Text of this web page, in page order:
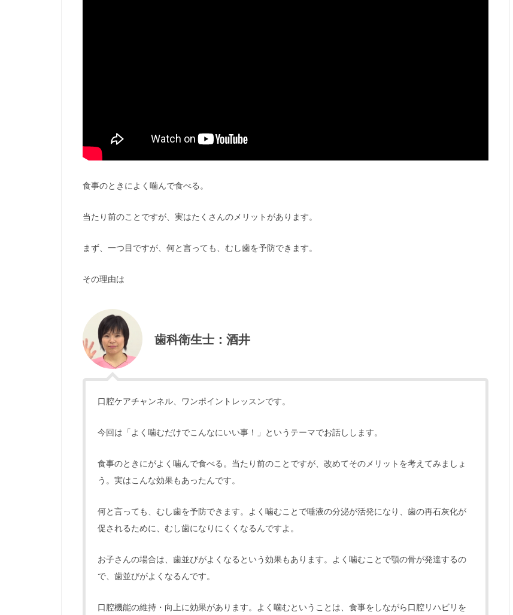
食事のときによく噛んで食べる。
当たり前のことですが、実はたくさんのメリットがあります。
まず、一つ目ですが、何と言っても、むし歯を予防できます。
その理由は
歯科衛生士：酒井
口腔ケアチャンネル、ワンポイントレッスンです。
今回は「よく噛むだけでこんなにいい事！」というテーマでお話しします。
食事のときにがよく噛んで食べる。当たり前のことですが、改めてそのメリットを考えてみましょ
う。実はこんな効果もあったんです。
何と言っても、むし歯を予防できます。よく噛むことで唾液の分泌が活発になり、歯の再石灰化が
促されるために、むし歯になりにくくなるんですよ。
お子さんの場合は、歯並びがよくなるという効果もあります。よく噛むことで顎の骨が発達するの
で、歯並びがよくなるんです。
口腔機能の維持・向上に効果があります。よく噛むということは、食事をしながら口腔リハビリを